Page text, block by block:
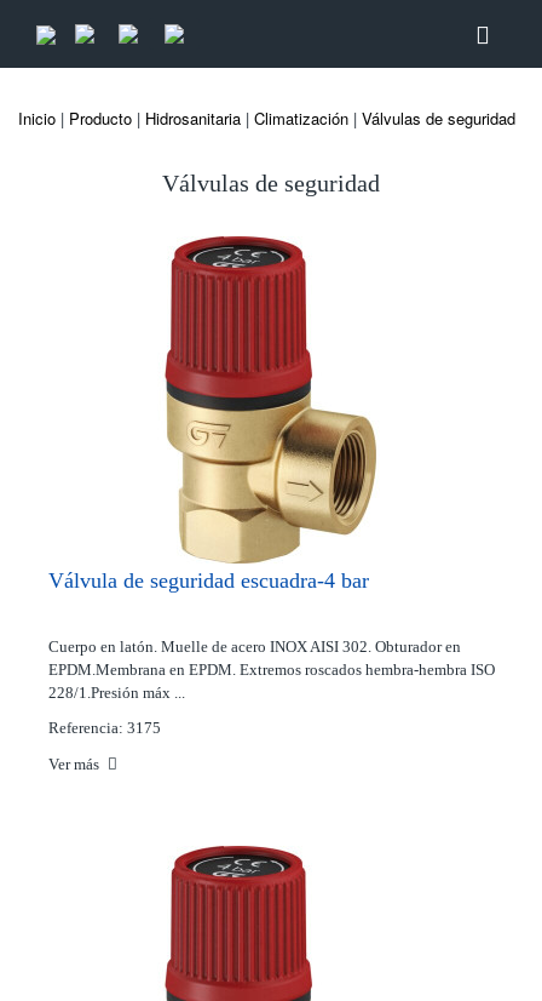
Inicio | Producto | Hidrosanitaria | Climatización | Válvulas de seguridad
Válvulas de seguridad
Válvula de seguridad escuadra-4 bar
Cuerpo en latón. Muelle de acero INOX AISI 302. Obturador en
EPDM.Membrana en EPDM. Extremos roscados hembra-hembra ISO
228/1.Presión máx ...
Referencia: 3175
Ver más